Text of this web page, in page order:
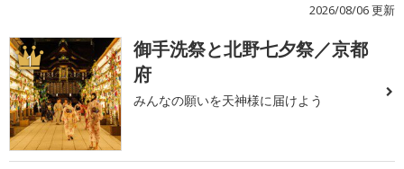
2026/08/06 更新
1
御手洗祭と北野七夕祭／京都
府
みんなの願いを天神様に届けよう